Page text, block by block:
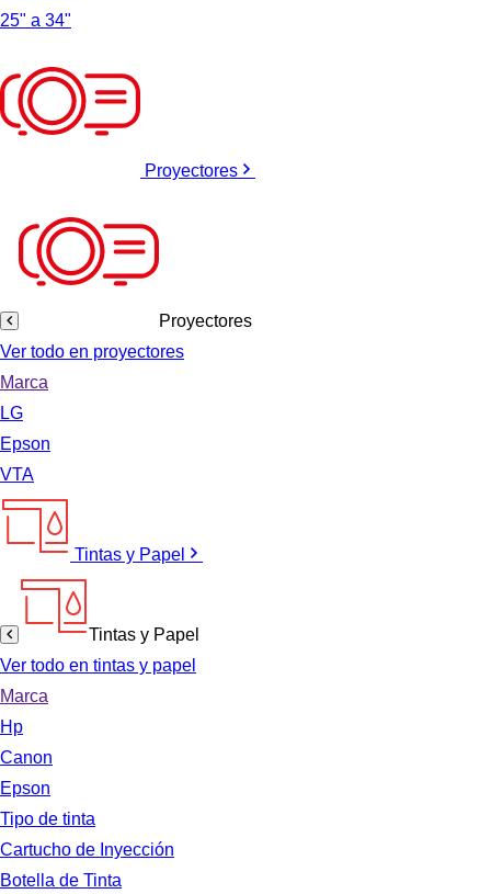
25" a 34"
Proyectores
Proyectores
Ver todo en proyectores
Marca
LG
Epson
VTA
Tintas y Papel
Tintas y Papel
Ver todo en tintas y papel
Marca
Hp
Canon
Epson
Tipo de tinta
Cartucho de Inyección
Botella de Tinta